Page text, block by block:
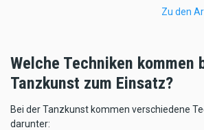
Zu den
Welche Techniken kommen
Tanzkunst zum Einsatz?
Bei der Tanzkunst kommen verschiedene
darunter: